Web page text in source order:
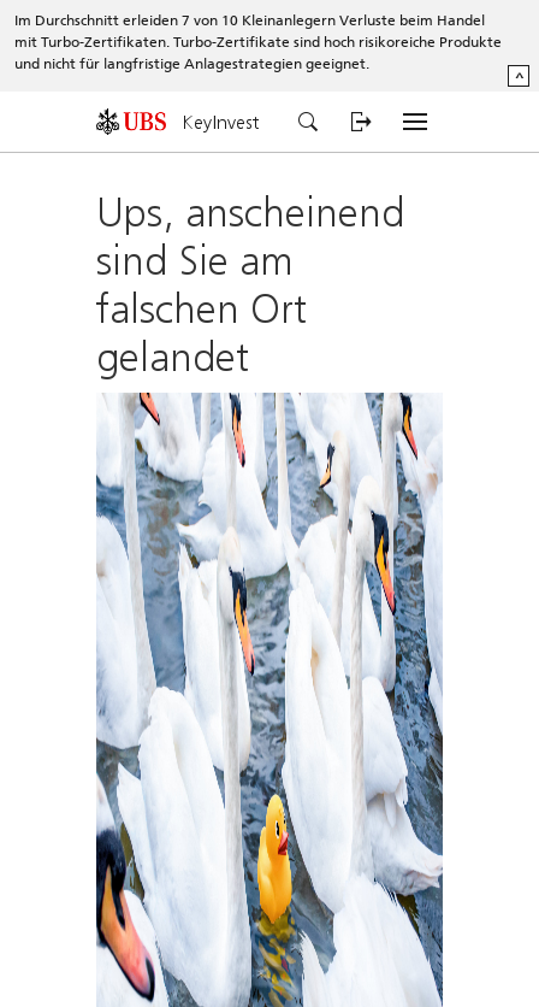
Im Durchschnitt erleiden 7 von 10 Kleinanlegern Verluste beim Handel
mit Turbo-Zertifikaten. Turbo-Zertifikate sind hoch risikoreiche Produkte
und nicht für langfristige Anlagestrategien geeignet.
^
KeyInvest
Ups, anscheinend
sind Sie am
falschen Ort
gelandet